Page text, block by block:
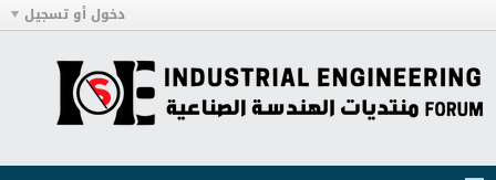
دخول أو تسجيل